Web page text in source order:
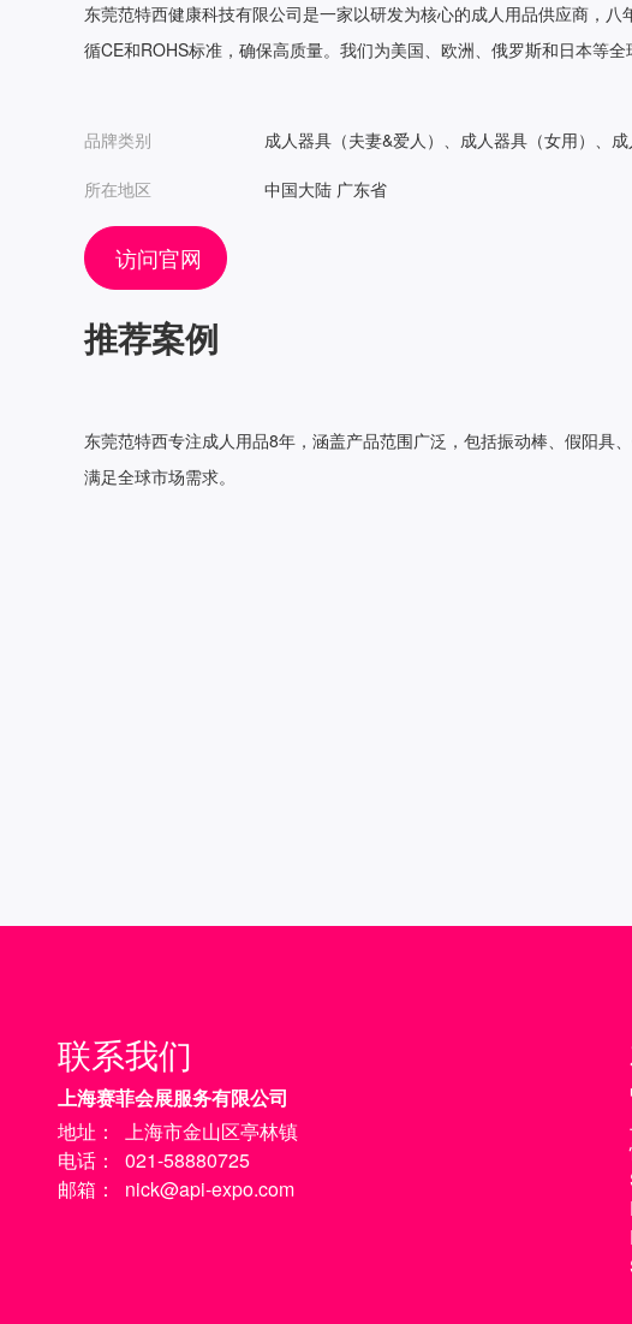
东莞范特西健康科技有限公司是一家以研发为核心的成人用品供应商，
循CE和ROHS标准，确保高质量。我们为美国、欧洲、俄罗斯和日本等
品牌类别 成人器具（夫妻&爱人）、成人器具（女用）、成
所在地区 中国大陆 广东省
访问官网
推荐案例
东莞范特西专注成人用品8年，涵盖产品范围广泛，包括振动棒、假阳具
满足全球市场需求。
联系我们
上海赛菲会展服务有限公司
地址：
上海市金山区亭林镇
电话：
021-58880725
邮箱：
nick@api-expo.com